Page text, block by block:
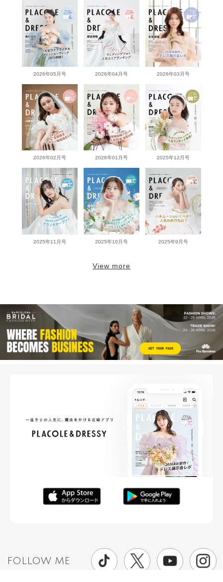
2026年05月号 2026年04月号 2026年03月号
2026年02月号 2026年01月号 2025年12月号
2025年11月号 2025年10月号 2025年9月号
View more
FOLLOW ME